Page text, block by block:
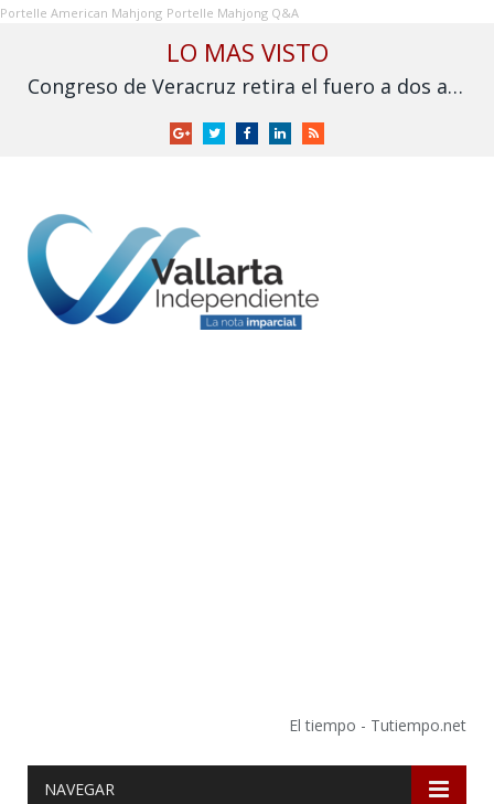
Portelle American Mahjong Portelle Mahjong Q&A
LO MAS VISTO
Congreso de Veracruz retira el fuero a dos alcaldes de MC ligados a desaparición y asesinato
GoogleTwitterFacebookLinkedInRSS
El tiempo - Tutiempo.net
NAVEGAR